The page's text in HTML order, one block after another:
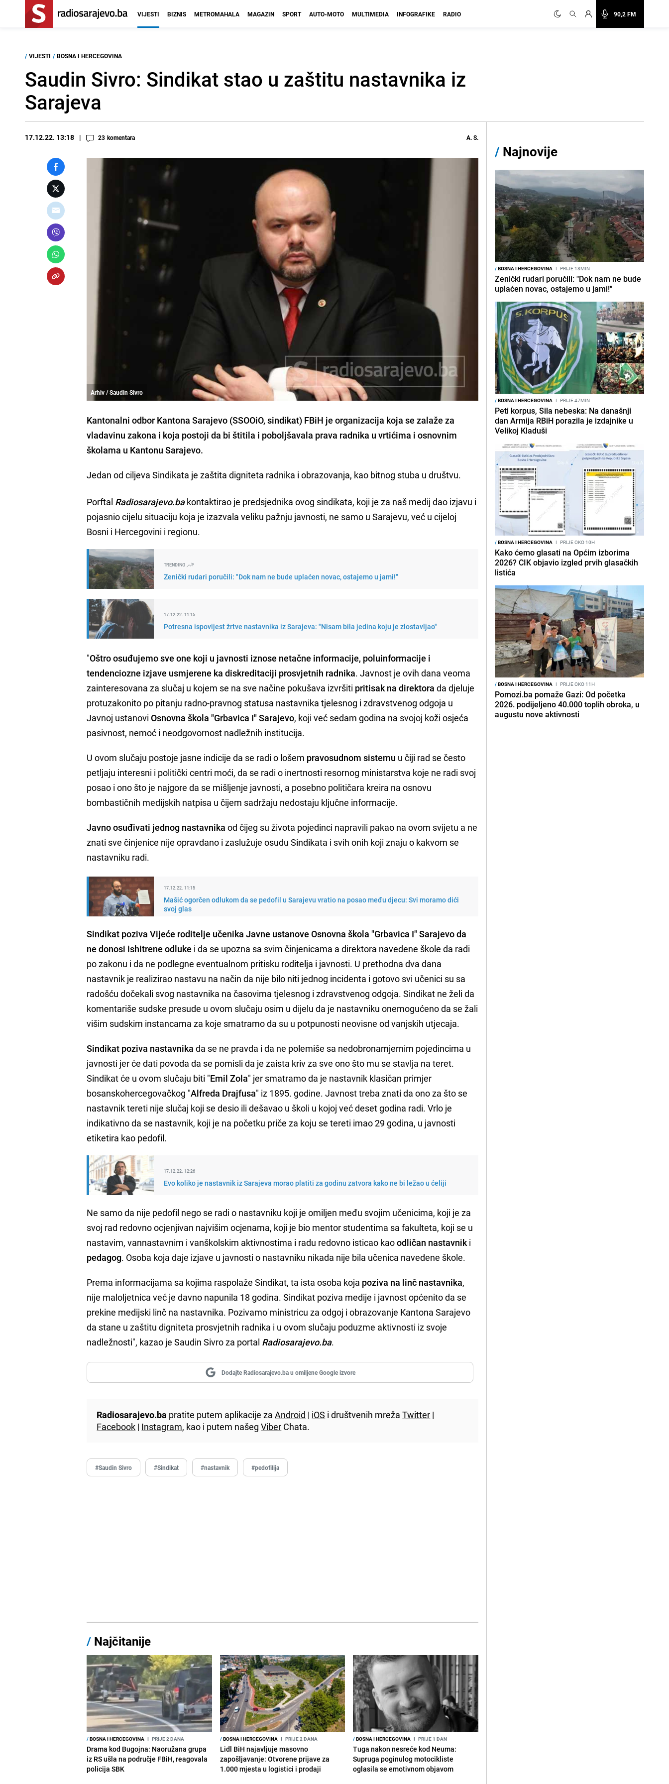
90,2 FM
VIJESTI BIZNIS METROMAHALA MAGAZIN SPORT AUTO-MOTO MULTIMEDIA INFOGRAFIKE RADIO
/ VIJESTI / BOSNA I HERCEGOVINA
Saudin Sivro: Sindikat stao u zaštitu nastavnika iz
Sarajeva
17.12.22. 13:18 23 komentara A. S.
Arhiv / Saudin Sivro
Kantonalni odbor Kantona Sarajevo (SSOOiO, sindikat) FBiH je organizacija koja se zalaže za
vladavinu zakona i koja postoji da bi štitila i poboljšavala prava radnika u vrtićima i osnovnim
školama u Kantonu Sarajevo.
Jedan od ciljeva Sindikata je zaštita digniteta radnika i obrazovanja, kao bitnog stuba u društvu.
Porftal Radiosarajevo.bakontaktirao je predsjednika ovog sindikata, koji je za naš medij dao izjavu i
pojasnio cijelu situaciju koja je izazvala veliku pažnju javnosti, ne samo u Sarajevu, već u cijeloj
Bosni i Hercegovini i regionu.
TRENDING
Zenički rudari poručili: "Dok nam ne bude uplaćen novac, ostajemo u jami!"
17.12.22. 11:15
Potresna ispovijest žrtve nastavnika iz Sarajeva: "Nisam bila jedina koju je zlostavljao"
"Oštro osuđujemo sve one koji u javnosti iznose netačne informacije, poluinformacije i
tendenciozne izjave usmjerene ka diskreditaciji prosvjetnih radnika. Javnost je ovih dana veoma
zainteresovana za slučaj u kojem se na sve načine pokušava izvršiti pritisak na direktora da djeluje
protuzakonito po pitanju radno-pravnog statusa nastavnika tjelesnog i zdravstvenog odgoja u
Javnoj ustanoviOsnovna škola "Grbavica I" Sarajevo, koji već sedam godina na svojoj koži osjeća
pasivnost, nemoć i neodgovornost nadležnih institucija.
U ovom slučaju postoje jasne indicije da se radi o lošem pravosudnom sistemu u čiji rad se često
petljaju interesni i politički centri moći, da se radi o inertnosti resornog ministarstva koje ne radi svoj
posao i ono što je najgore da se mišljenje javnosti, a posebno političara kreira na osnovu
bombastičnih medijskih natpisa u čijem sadržaju nedostaju ključne informacije.
Javno osuđivati jednog nastavnika od čijeg su života pojedinci napravili pakao na ovom svijetu a ne
znati sve činjenice nije opravdano i zaslužuje osudu Sindikata i svih onih koji znaju o kakvom se
nastavniku radi.
17.12.22. 11:15
Mašić ogorčen odlukom da se pedofil u Sarajevu vratio na posao među djecu: Svi moramo dići
svoj glas
Sindikat poziva Vijeće roditelje učenika Javne ustanove Osnovna škola "Grbavica I" Sarajevo da
ne donosi ishitrene odluke i da se upozna sa svim činjenicama a direktora navedene škole da radi
po zakonu i da ne podlegne eventualnom pritisku roditelja i javnosti. U prethodna dva dana
nastavnik je realizirao nastavu na način da nije bilo niti jednog incidenta i gotovo svi učenici su sa
radošću dočekali svog nastavnika na časovima tjelesnog i zdravstvenog odgoja. Sindikat ne želi da
komentariše sudske presude u ovom slučaju osim u dijelu da je nastavniku onemogućeno da se žali
višim sudskim instancama za koje smatramo da su u potpunosti neovisne od vanjskih utjecaja.
Sindikat poziva nastavnika da se ne pravda i da ne polemiše sa nedobronamjernim pojedincima u
javnosti jer će dati povoda da se pomisli da je zaista kriv za sve ono što mu se stavlja na teret.
Sindikat će u ovom slučaju biti "Emil Zola" jer smatramo da je nastavnik klasičan primjer
bosanskohercegovačkog "Alfreda Drajfusa" iz 1895. godine. Javnost treba znati da ono za što se
nastavnik tereti nije slučaj koji se desio ili dešavao u školi u kojoj već deset godina radi. Vrlo je
indikativno da se nastavnik, koji je na početku priče za koju se tereti imao 29 godina, u javnosti
etiketira kao pedofil.
17.12.22. 12:26
Evo koliko je nastavnik iz Sarajeva morao platiti za godinu zatvora kako ne bi ležao u ćeliji
Ne samo da nije pedofil nego se radi o nastavniku koji je omiljen među svojim učenicima, koji je za
svoj rad redovno ocjenjivan najvišim ocjenama, koji je bio mentor studentima sa fakulteta, koji se u
nastavim, vannastavnim i vanškolskim aktivnostima i radu redovno isticao kaoodličan nastavnik i
pedagog. Osoba koja daje izjave u javnosti o nastavniku nikada nije bila učenica navedene škole.
Prema informacijama sa kojima raspolaže Sindikat, ta ista osoba koja poziva na linč nastavnika,
nije maloljetnica već je davno napunila 18 godina. Sindikat poziva medije i javnost općenito da se
prekine medijski linč na nastavnika. Pozivamo ministricu za odgoj i obrazovanje Kantona Sarajevo
da stane u zaštitu digniteta prosvjetnih radnika i u ovom slučaju poduzme aktivnosti iz svoje
nadležnosti", kazao je Saudin Sivro za portal Radiosarajevo.ba.
Dodajte Radiosarajevo.ba u omiljene Google izvore
Radiosarajevo.ba pratite putem aplikacije zaAndroid | iOS i društvenih mrežaTwitter |
Facebook | Instagram, kao i putem našegViber Chata.
#Saudin Sivro #Sindikat #nastavnik #pedofilija
/ Najčitanije
/BOSNA I HERCEGOVINA I PRIJE 2 DANA
Drama kod Bugojna: Naoružana grupa
iz RS ušla na područje FBiH, reagovala
policija SBK
/BOSNA I HERCEGOVINA I PRIJE 2 DANA
Lidl BiH najavljuje masovno
zapošljavanje: Otvorene prijave za
1.000 mjesta u logistici i prodaji
/BOSNA I HERCEGOVINA I PRIJE 1 DAN
Tuga nakon nesreće kod Neuma:
Supruga poginulog motocikliste
oglasila se emotivnom objavom
/ Najnovije
/BOSNA I HERCEGOVINA I PRIJE 18MIN
Zenički rudari poručili: "Dok nam ne bude
uplaćen novac, ostajemo u jami!"
/BOSNA I HERCEGOVINA I PRIJE 47MIN
Peti korpus, Sila nebeska: Na današnji
dan Armija RBiH porazila je izdajnike u
Velikoj Kladuši
/BOSNA I HERCEGOVINA I PRIJE OKO 10H
Kako ćemo glasati na Općim izborima
2026? CIK objavio izgled prvih glasačkih
listića
/BOSNA I HERCEGOVINA I PRIJE OKO 11H
Pomozi.ba pomaže Gazi: Od početka
2026. podijeljeno 40.000 toplih obroka, u
augustu nove aktivnosti